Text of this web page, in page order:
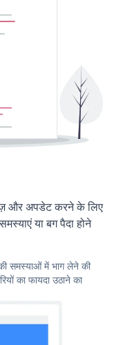
और अपडेट करने के लिए
या बग पैदा होने
समस्याओं में भाग लेने की
का फायदा उठाने का